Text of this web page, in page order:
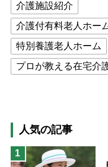
介護施設紹介
介護付有料老人ホー
特別養護老人ホーム
プロが教える在宅介
猫が母になつきません
息子の遠距離介護サ
人気の記事
1